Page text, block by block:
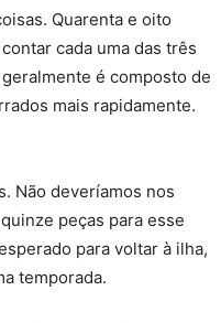
Quarenta e oito
cada uma das três
é composto de
mais rapidamente.
Não deveríamos nos
peças para esse
para voltar à ilha,
temporada.